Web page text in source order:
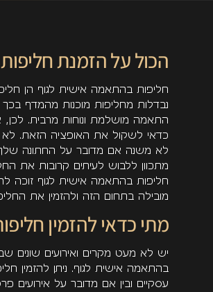
הכול על הזמנת
חליפות בהתאמה אישית לגוף הן
נבדלות מחליפות מוכנות מהמדף
התאמה מושלמת ונוחות מרבית.
כדאי לשקול את האופציה הזאת. לא
לא משנה אם מדובר על החתונה
מתכוון ללבוש לעיתים קרובות את
חליפות בהתאמה אישית לגוף זוכה
מובילה בתחום הזה ולהזמין את
מתי כדאי להזמין
יש לא מעט מקרים ואירועים שונים
בהתאמה אישית לגוף. ניתן להזמין
עסקיים ובין אם מדובר על אירועים